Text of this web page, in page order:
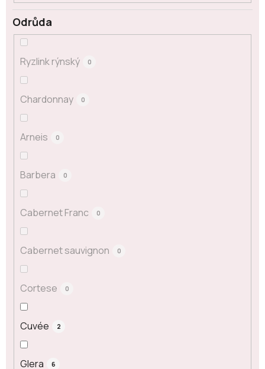
Odrůda
Ryzlink rýnský 0
Chardonnay 0
Arneis 0
Barbera 0
Cabernet Franc 0
Cabernet sauvignon 0
Cortese 0
Cuvée 2
Glera 6